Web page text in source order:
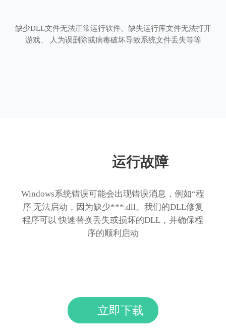
缺少DLL文件无法正常运行软件、缺失运行库文件无法打开
游戏、 人为误删除或病毒破坏导致系统文件丢失等等
运行故障
Windows系统错误可能会出现错误消息，例如“程
序 无法启动，因为缺少***.dll。我们的DLL修复
程序可以 快速替换丢失或损坏的DLL，并确保程
序的顺利启动
立即下载